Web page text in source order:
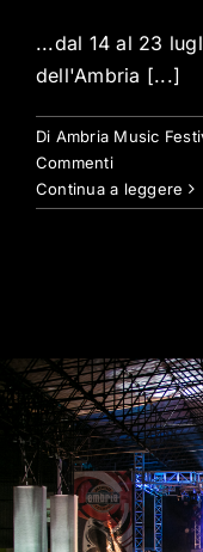
...dal 14 al 23
dell'Ambria [...]
Di Ambria Music
Commenti
Continua a leggere